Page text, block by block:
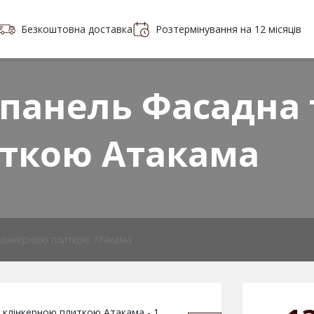
Безкоштовна доставка Розтермінування на 12 місяців
плитки Портфолио Контакты
Фасадна
Атакама
плиткою Атакама